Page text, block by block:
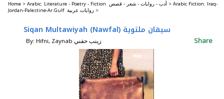
Home > Arabic: Literature - Poetry - Fiction أدب - روايات - شعر - قصص > Arabic Fiction: Iraq-
Jordan-Palestine-Ar.Gulf روايات عربية >
Siqan Multawiyah (Nawfal) سيقان ملتوية
By: Hifni, Zaynab زينب حفني Share